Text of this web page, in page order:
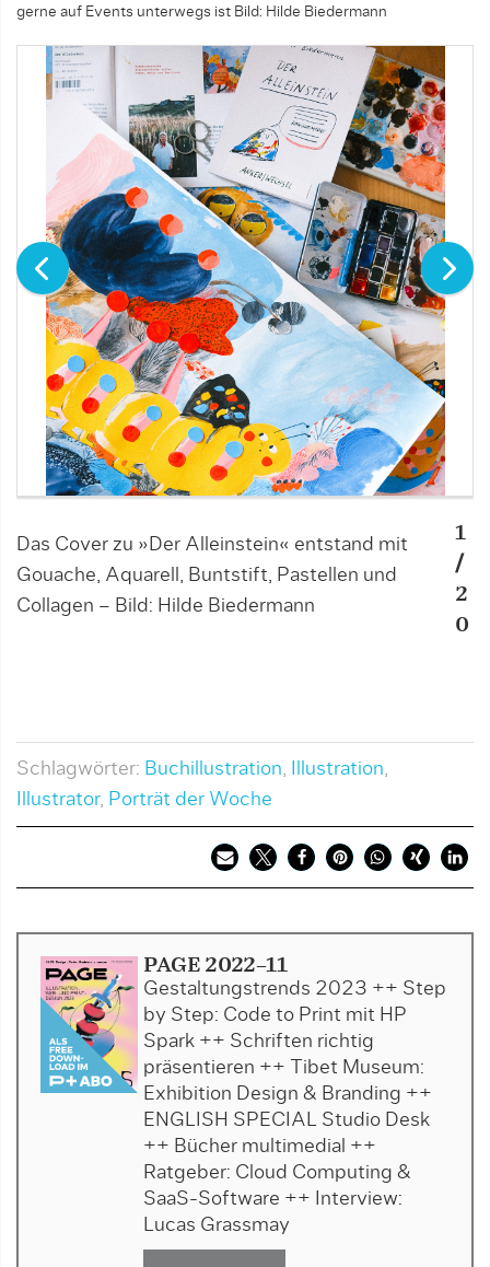
gerne auf Events unterwegs ist Bild: Hilde Biedermann
Das Cover zu »Der Alleinstein« entstand mit
Gouache, Aquarell, Buntstift, Pastellen und
Collagen – Bild: Hilde Biedermann
1
/
2
0
Schlagwörter: Buchillustration, Illustration,
Illustrator, Porträt der Woche
PAGE 2022-11
Gestaltungstrends 2023 ++ Step
by Step: Code to Print mit HP
Spark ++ Schriften richtig
präsentieren ++ Tibet Museum:
Exhibition Design & Branding ++
ENGLISH SPECIAL Studio Desk
++ Bücher multimedial ++
Ratgeber: Cloud Computing &
SaaS-Software ++ Interview:
Lucas Grassmay